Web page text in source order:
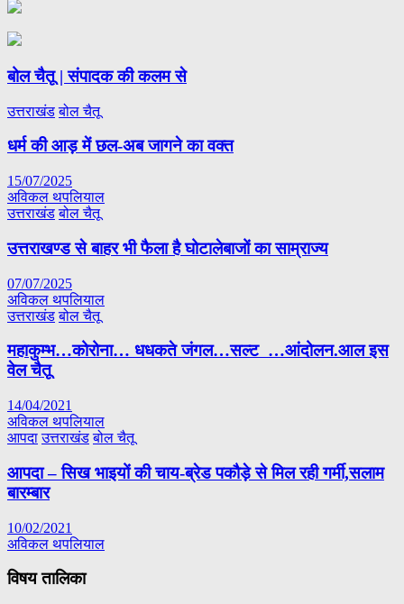
बोल चैतू | संपादक की कलम से
उत्तराखंड बोल चैतू
धर्म की आड़ में छल-अब जागने का वक्त
15/07/2025
अविकल थपलियाल
उत्तराखंड बोल चैतू
उत्तराखण्ड से बाहर भी फैला है घोटालेबाजों का साम्राज्य
07/07/2025
अविकल थपलियाल
उत्तराखंड बोल चैतू
महाकुम्भ…कोरोना… धधकते जंगल…सल्ट …आंदोलन.आल इस
वेल चैतू
14/04/2021
अविकल थपलियाल
आपदा उत्तराखंड बोल चैतू
आपदा – सिख भाइयों की चाय-ब्रेड पकौड़े से मिल रही गर्मी,सलाम
बारम्बार
10/02/2021
अविकल थपलियाल
विषय तालिका